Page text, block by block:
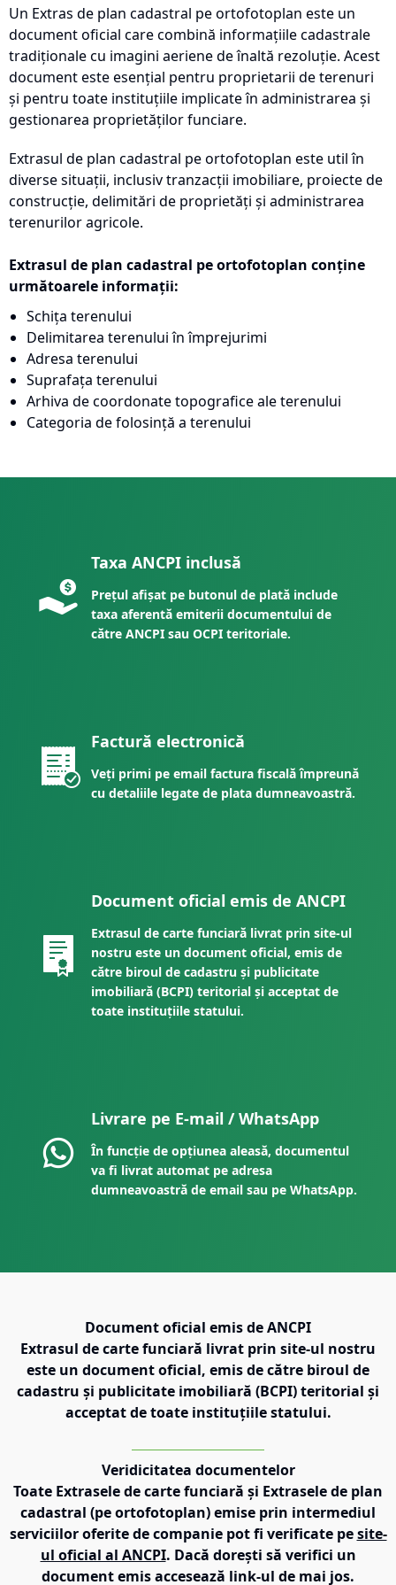
Un Extras de plan cadastral pe ortofotoplan este un
document oficial care combină informațiile cadastrale
tradiționale cu imagini aeriene de înaltă rezoluție. Acest
document este esențial pentru proprietarii de terenuri
și pentru toate instituțiile implicate în administrarea și
gestionarea proprietăților funciare.
Extrasul de plan cadastral pe ortofotoplan este util în
diverse situații, inclusiv tranzacții imobiliare, proiecte de
construcție, delimitări de proprietăți și administrarea
terenurilor agricole.
Extrasul de plan cadastral pe ortofotoplan conține
următoarele informații:
Schița terenului
Delimitarea terenului în împrejurimi
Adresa terenului
Suprafața terenului
Arhiva de coordonate topografice ale terenului
Categoria de folosință a terenului
Taxa ANCPI inclusă
Prețul afișat pe butonul de plată include
taxa aferentă emiterii documentului de
către ANCPI sau OCPI teritoriale.
Factură electronică
Veți primi pe email factura fiscală împreună
cu detaliile legate de plata dumneavoastră.
Document oficial emis de ANCPI
Extrasul de carte funciară livrat prin site-ul
nostru este un document oficial, emis de
către biroul de cadastru și publicitate
imobiliară (BCPI) teritorial și acceptat de
toate instituțiile statului.
Livrare pe E-mail / WhatsApp
În funcție de opțiunea aleasă, documentul
va fi livrat automat pe adresa
dumneavoastră de email sau pe WhatsApp.
Document oficial emis de ANCPI
Extrasul de carte funciară livrat prin site-ul nostru
este un document oficial, emis de către biroul de
cadastru și publicitate imobiliară (BCPI) teritorial și
acceptat de toate instituțiile statului.
Veridicitatea documentelor
Toate Extrasele de carte funciară și Extrasele de plan
cadastral (pe ortofotoplan) emise prin intermediul
serviciilor oferite de companie pot fi verificate pe site-
ul oficial al ANCPI. Dacă dorești să verifici un
document emis accesează link-ul de mai jos.